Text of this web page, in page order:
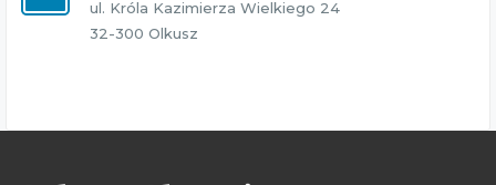
ul. Króla Kazimierza Wielkiego 24
32-300 Olkusz